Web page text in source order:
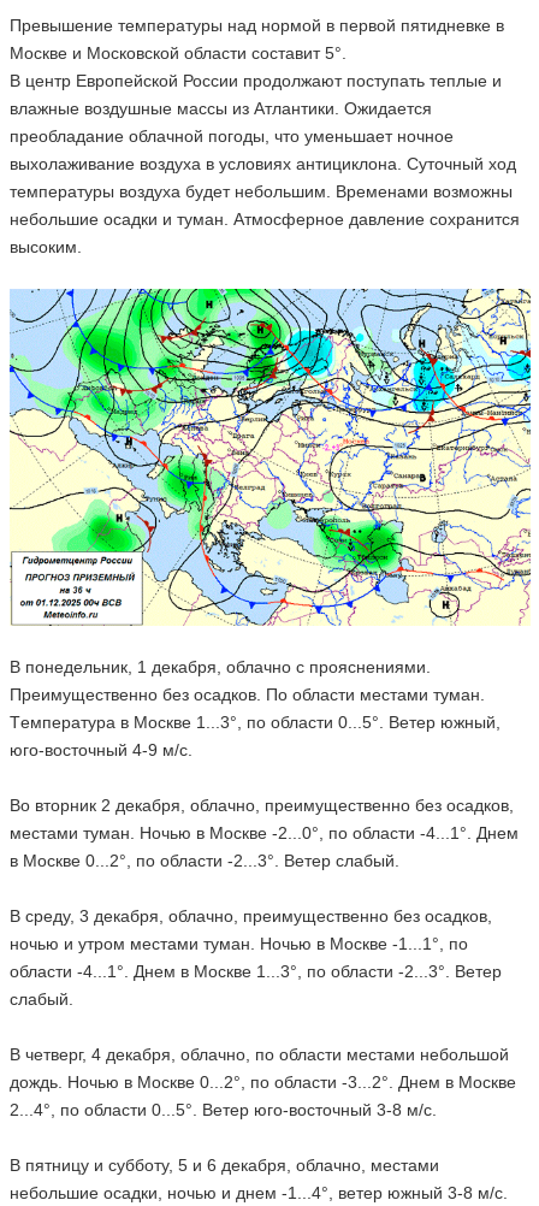
Превышение температуры над нормой в первой пятидневке в
Москве и Московской области составит 5°.
В центр Европейской России продолжают поступать теплые и
влажные воздушные массы из Атлантики. Ожидается
преобладание облачной погоды, что уменьшает ночное
выхолаживание воздуха в условиях антициклона. Суточный ход
температуры воздуха будет небольшим. Временами возможны
небольшие осадки и туман. Атмосферное давление сохранится
высоким.
В понедельник, 1 декабря, облачно с прояснениями.
Преимущественно без осадков. По области местами туман.
Tемпература в Москве 1...3°, по области 0...5°. Ветер южный,
юго-восточный 4-9 м/с.
Во вторник 2 декабря, облачно, преимущественно без осадков,
местами туман. Ночью в Москве -2...0°, по области -4...1°. Днем
в Москве 0...2°, по области -2...3°. Ветер слабый.
В среду, 3 декабря, облачно, преимущественно без осадков,
ночью и утром местами туман. Ночью в Москве -1...1°, по
области -4...1°. Днем в Москве 1...3°, по области -2...3°. Ветер
слабый.
В четверг, 4 декабря, облачно, по области местами небольшой
дождь. Ночью в Москве 0...2°, по области -3...2°. Днем в Москве
2...4°, по области 0...5°. Ветер юго-восточный 3-8 м/с.
В пятницу и субботу, 5 и 6 декабря, облачно, местами
небольшие осадки, ночью и днем -1...4°, ветер южный 3-8 м/с.